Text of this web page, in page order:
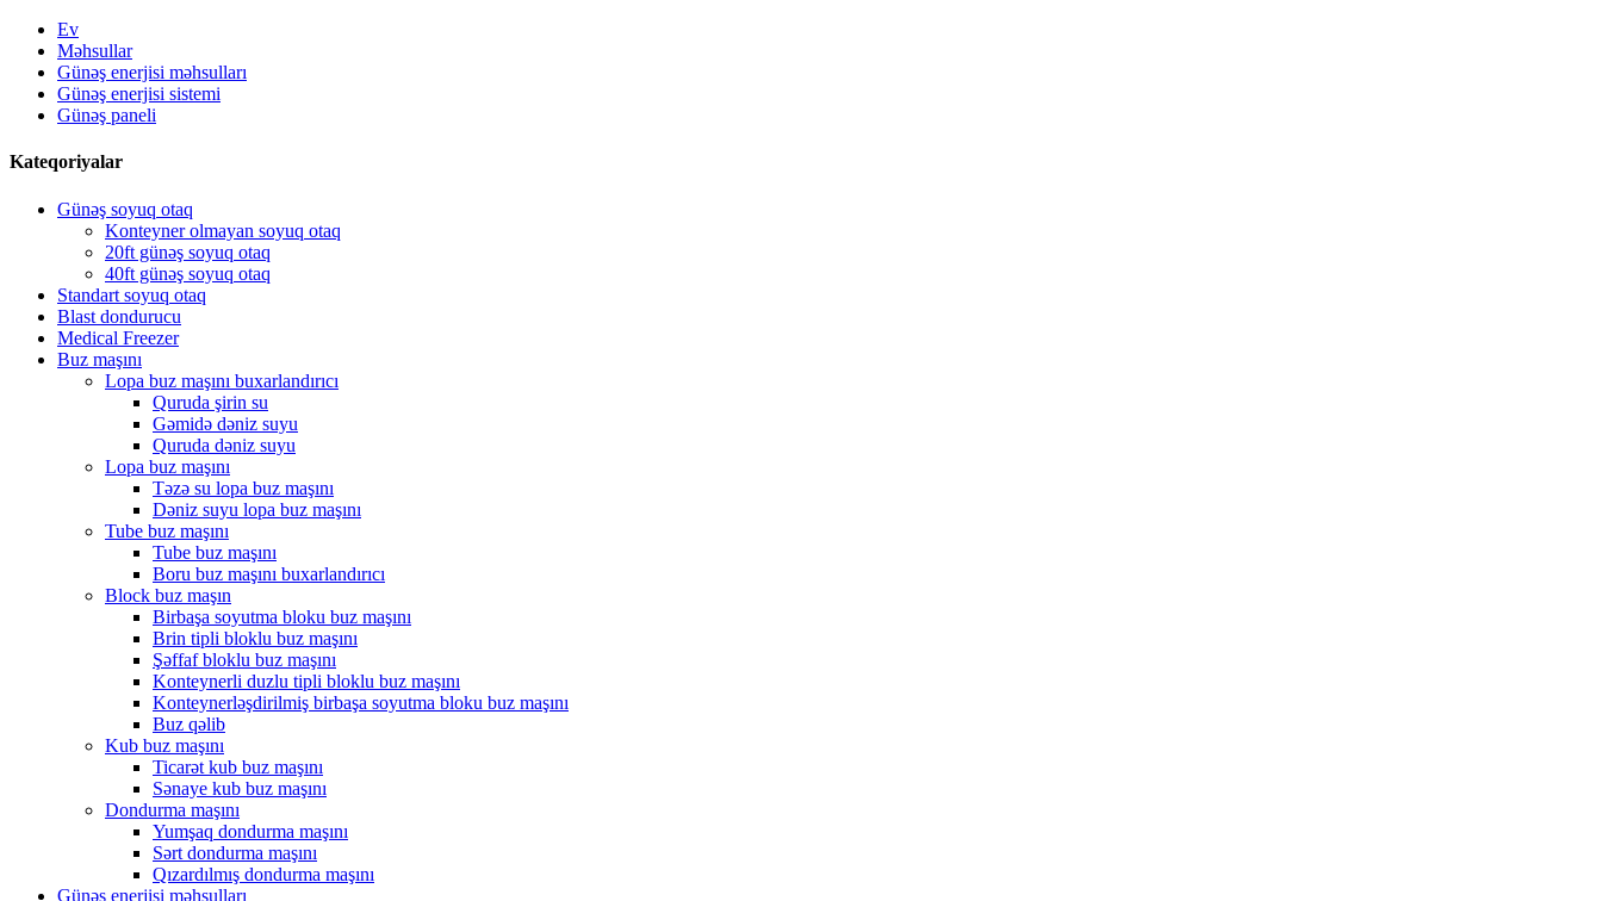
Ev
Məhsullar
Günəş enerjisi məhsulları
Günəş enerjisi sistemi
Günəş paneli
Kateqoriyalar
Günəş soyuq otaq
Konteyner olmayan soyuq otaq
20ft günəş soyuq otaq
40ft günəş soyuq otaq
Standart soyuq otaq
Blast dondurucu
Medical Freezer
Buz maşını
Lopa buz maşını buxarlandırıcı
Quruda şirin su
Gəmidə dəniz suyu
Quruda dəniz suyu
Lopa buz maşını
Təzə su lopa buz maşını
Dəniz suyu lopa buz maşını
Tube buz maşını
Tube buz maşını
Boru buz maşını buxarlandırıcı
Block buz maşın
Birbaşa soyutma bloku buz maşını
Brin tipli bloklu buz maşını
Şəffaf bloklu buz maşını
Konteynerli duzlu tipli bloklu buz maşını
Konteynerləşdirilmiş birbaşa soyutma bloku buz maşını
Buz qəlib
Kub buz maşını
Ticarət kub buz maşını
Sənaye kub buz maşını
Dondurma maşını
Yumşaq dondurma maşını
Sərt dondurma maşını
Qızardılmış dondurma maşını
Günəş enerjisi məhsulları